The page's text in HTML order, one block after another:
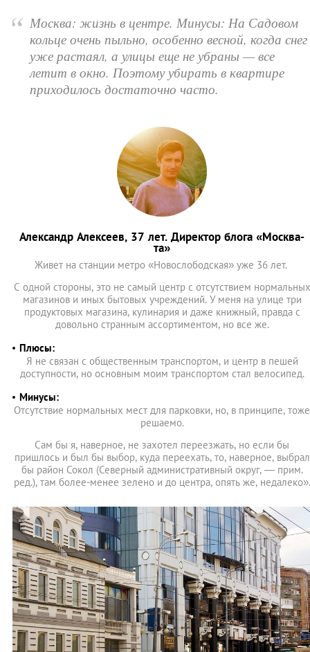
“ Москва: жизнь в центре. Минусы: На Садовом
кольце очень пыльно, особенно весной, когда снег
уже растаял, а улицы еще не убраны — все
летит в окно. Поэтому убирать в квартире
приходилось достаточно часто.
Александр Алексеев, 37 лет. Директор блога «Москва-
та»
Живет на станции метро «Новослободская» уже 36 лет.
С одной стороны, это не самый центр с отсутствием нормальных
магазинов и иных бытовых учреждений. У меня на улице три
продуктовых магазина, кулинария и даже книжный, правда с
довольно странным ассортиментом, но все же.
Плюсы:
Я не связан с общественным транспортом, и центр в пешей
доступности, но основным моим транспортом стал велосипед.
Минусы:
Отсутствие нормальных мест для парковки, но, в принципе, тоже
решаемо.
Сам бы я, наверное, не захотел переезжать, но если бы
пришлось и был бы выбор, куда переехать, то, наверное, выбрал
бы район Сокол (Северный административный округ, — прим.
ред.), там более-менее зелено и до центра, опять же, недалеко».